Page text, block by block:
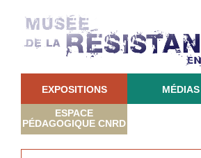
EXPOSITIONS MÉDIAS
ESPACE
PÉDAGOGIQUE CNRD